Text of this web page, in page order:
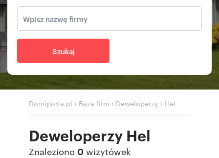
Szukaj
Domiporta.pl › Baza firm › Deweloperzy › Hel
Deweloperzy Hel
Znaleziono 0 wizytówek